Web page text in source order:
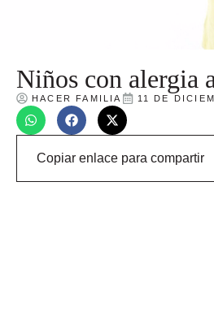
Niños con alergia
HACER FAMILIA 11 DE
Copiar enlace para compartir